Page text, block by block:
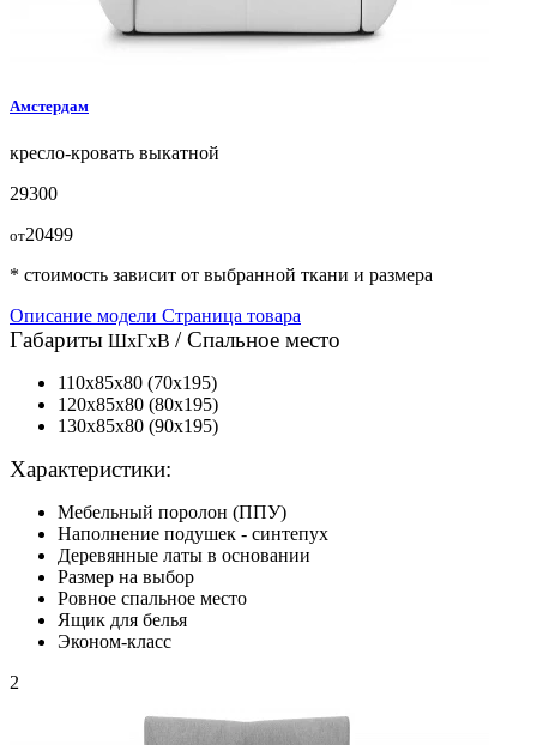
Амстердам
кресло-кровать выкатной
29300
от20499
* стоимость зависит от выбранной ткани и размера
Описание модели Страница товара
Габариты ШхГхВ /Спальное место
110x85x80 (70x195)
120x85x80 (80x195)
130x85x80 (90x195)
Характеристики:
Мебельный поролон (ППУ)
Наполнение подушек - синтепух
Деревянные латы в основании
Размер на выбор
Ровное спальное место
Ящик для белья
Эконом-класс
2